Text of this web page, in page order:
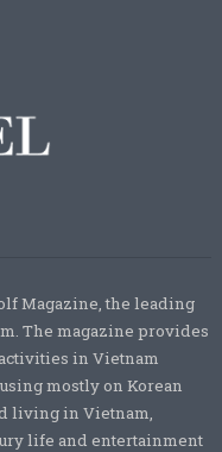
Magazine, the leading
The magazine provides
in Vietnam
mostly on Korean
living in Vietnam,
life and entertainment